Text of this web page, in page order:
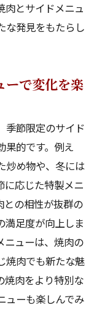
肉とサイドメニュ
な発見をもたらし
ーで変化を楽
季節限定のサイド
果的です。例え
炒め物や、冬には
に応じた特製メニ
との相性が抜群の
満足度が向上しま
ニューは、焼肉の
焼肉でも新たな魅
焼肉をより特別な
ューも楽しんでみ